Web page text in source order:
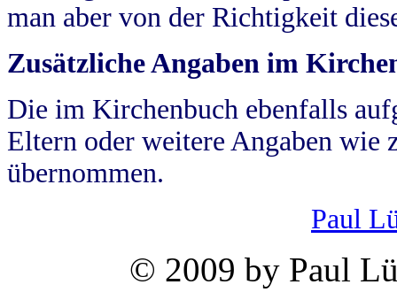
man aber von der Richtigkeit
Zusätzliche Angaben im
Die im Kirchenbuch ebenfalls
Eltern oder weitere Angaben wie
übernommen.
Paul
© 2009 by Paul